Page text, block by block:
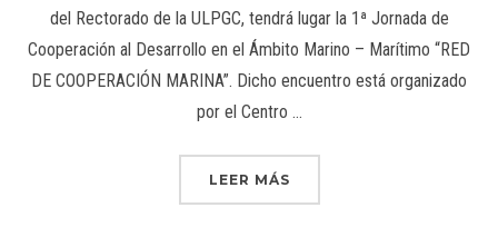
del Rectorado de la ULPGC, tendrá lugar la 1ª Jornada de
Cooperación al Desarrollo en el Ámbito Marino – Marítimo “RED
DE COOPERACIÓN MARINA”. Dicho encuentro está organizado
por el Centro …
LEER MÁS